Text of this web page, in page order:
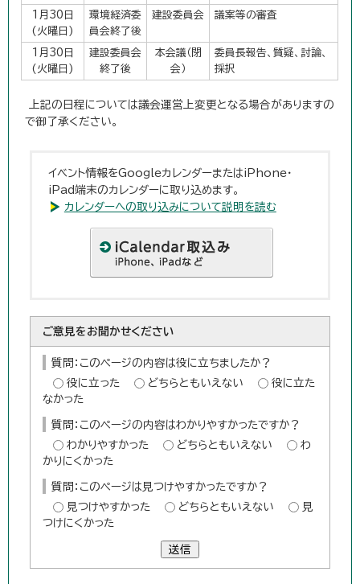
1月30日
(火曜日)
環境経済委
員会終了後
建設委員会 議案等の審査
1月30日
(火曜日)
建設委員会
終了後
本会議（閉
会）
委員長報告、質疑、討論、
採択
上記の日程については議会運営上変更となる場合がありますの
で御了承ください。
イベント情報をGoogleカレンダーまたはiPhone・
iPad端末のカレンダーに取り込めます。
カレンダーへの取り込みについて説明を読む
ご意見をお聞かせください
質問：このページの内容は役に立ちましたか？
役に立った
どちらともいえない
役に立た
なかった
質問：このページの内容はわかりやすかったですか？
わかりやすかった
どちらともいえない
わ
かりにくかった
質問：このページは見つけやすかったですか？
見つけやすかった
どちらともいえない
見
つけにくかった
送信